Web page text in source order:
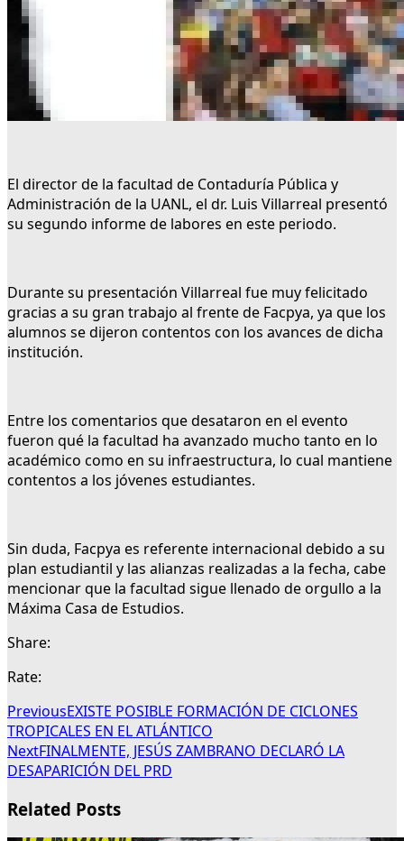
El director de la facultad de Contaduría Pública y
Administración de la UANL, el dr. Luis Villarreal presentó
su segundo informe de labores en este periodo.
Durante su presentación Villarreal fue muy felicitado
gracias a su gran trabajo al frente de Facpya, ya que los
alumnos se dijeron contentos con los avances de dicha
institución.
Entre los comentarios que desataron en el evento
fueron qué la facultad ha avanzado mucho tanto en lo
académico como en su infraestructura, lo cual mantiene
contentos a los jóvenes estudiantes.
Sin duda, Facpya es referente internacional debido a su
plan estudiantil y las alianzas realizadas a la fecha, cabe
mencionar que la facultad sigue llenado de orgullo a la
Máxima Casa de Estudios.
Share:
Rate:
PreviousEXISTE POSIBLE FORMACIÓN DE CICLONES
TROPICALES EN EL ATLÁNTICO
NextFINALMENTE, JESÚS ZAMBRANO DECLARÓ LA
DESAPARICIÓN DEL PRD
Related Posts